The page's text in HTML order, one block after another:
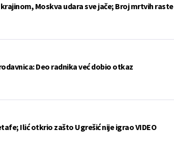
Moskva udara sve jače; Broj mrtvih raste
Deo radnika već dobio otkaz
Ilić otkrio zašto Ugrešić nije igrao VIDEO